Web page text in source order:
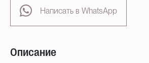
Написать в WhatsApp
Описание